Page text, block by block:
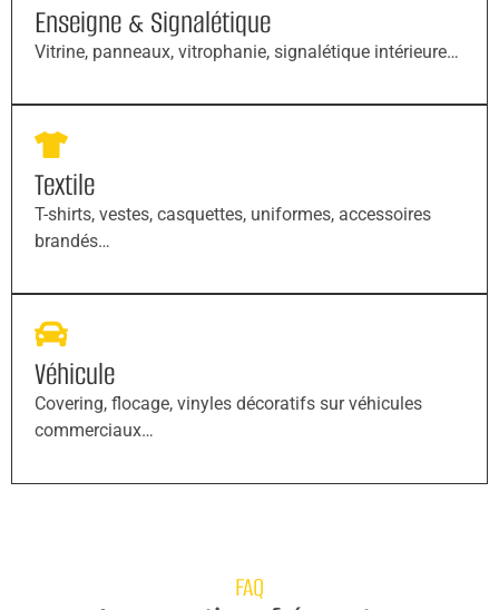
Enseigne & Signalétique
Vitrine, panneaux, vitrophanie, signalétique intérieure…
Textile
T-shirts, vestes, casquettes, uniformes, accessoires
brandés…
Véhicule
Covering, flocage, vinyles décoratifs sur véhicules
commerciaux…
FAQ